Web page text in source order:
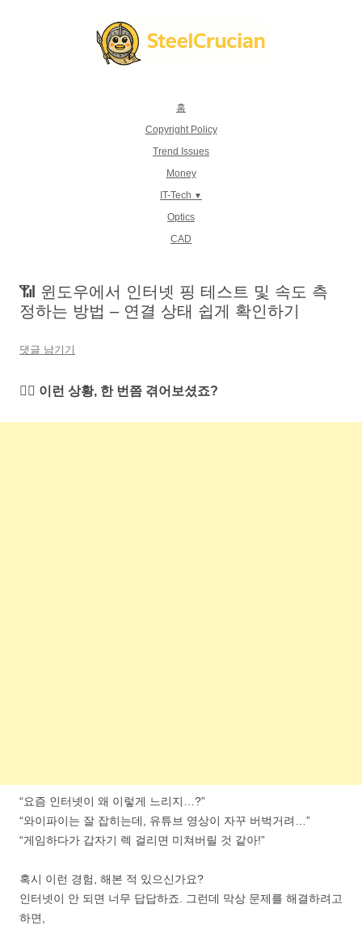
홈
Copyright Policy
Trend Issues
Money
IT-Tech
Optics
CAD
📶 윈도우에서 인터넷 핑 테스트 및 속도 측
정하는 방법 – 연결 상태 쉽게 확인하기
댓글 남기기
🙋‍♂️ 이런 상황, 한 번쯤 겪어보셨죠?
“요즘 인터넷이 왜 이렇게 느리지…?”
“와이파이는 잘 잡히는데, 유튜브 영상이 자꾸 버벅거려…”
“게임하다가 갑자기 렉 걸리면 미쳐버릴 것 같아!”
혹시 이런 경험, 해본 적 있으신가요?
인터넷이 안 되면 너무 답답하죠. 그런데 막상 문제를 해결하려고
하면,